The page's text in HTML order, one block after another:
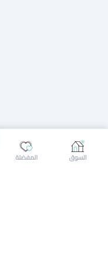
إرسال رسالة
المفضلة السوق